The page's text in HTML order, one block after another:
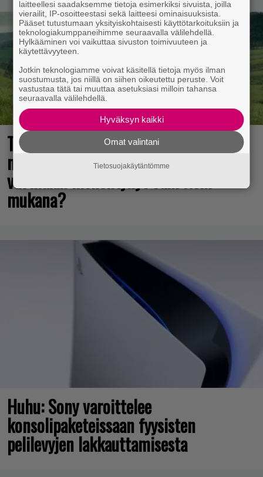
The Legend of Zelda -elokuvan
näyttelijöistä huhuillaan ahkerasti –
vastikään menehtynyt Sam Neill
mukana?
Huhu: Sony varoittelee
konsolipaketeissaan fyysisten
pelilevyjen lakkauttamisesta
laitteellesi saadaksemme tietoja esimerkiksi sivuista, joilla
vierailit, IP-osoitteestasi sekä laitteesi ominaisuuksista.
Pääset tutustumaan yksityiskohtaisesti käyttötarkoituksiin ja
teknologiakumppaneihimme seuraavalla välilehdellä.
Hylkääminen voi vaikuttaa sivuston toimivuuteen ja
käytettävyyteen.
Jotkin teknologiamme voivat käsitellä tietoja myös ilman
suostumusta, jos niillä on siihen oikeutettu peruste. Voit
vastustaa tätä tai muuttaa asetuksiasi milloin tahansa
seuraavalla välilehdellä.
Hyväksyn kaikki
Omat valintani
Tietosuojakäytäntömme